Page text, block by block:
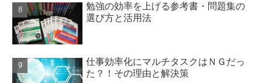
勉強の効率を上げる参考書・問題集の
選び方と活用法
仕事効率化にマルチタスクはＮＧだっ
た？！その理由と解決策